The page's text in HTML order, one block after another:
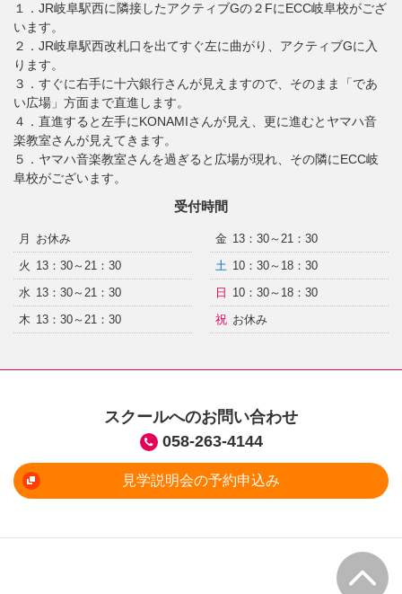
１．JR岐阜駅西に隣接したアクティブGの２FにECC岐阜校がござ
います。
２．JR岐阜駅西改札口を出てすぐ左に曲がり、アクティブGに入
ります。
３．すぐに右手に十六銀行さんが見えますので、そのまま「であ
い広場」方面まで直進します。
４．直進すると左手にKONAMIさんが見え、更に進むとヤマハ音
楽教室さんが見えてきます。
５．ヤマハ音楽教室さんを過ぎると広場が現れ、その隣にECC岐
阜校がございます。
受付時間
月
お休み
火 13：30～21：30
水 13：30～21：30
木 13：30～21：30
金 13：30～21：30
土 10：30～18：30
日
10：30～18：30
祝 お休み
スクールへのお問い合わせ
058-263-4144
見学説明会の予約申込み